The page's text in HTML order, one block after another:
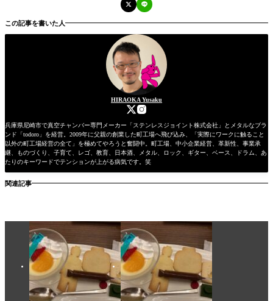
この記事を書いた人
HIRAOKA Yusaku
兵庫県尼崎市で真空チャンバー専門メーカー「ステンレスジョイント株式会社」とメタルなブラ
ンド「todoro」を経営。2009年に父親の創業した町工場へ飛び込み、「実際にワークに触ること
以外の町工場経営の全て」を極めてやろうと奮闘中。町工場、中小企業経営、革新性、事業承
継、ものづくり、子育て、レゴ、教育、日本酒、メタル、ロック、ギター、ベース、ドラム、あ
たりのキーワードでテンションが上がる病気です。笑
関連記事